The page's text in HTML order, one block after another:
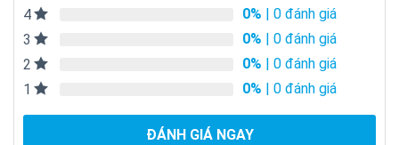
4
0% | 0 đánh giá
3
0% | 0 đánh giá
2
0% | 0 đánh giá
1
0% | 0 đánh giá
ĐÁNH GIÁ NGAY